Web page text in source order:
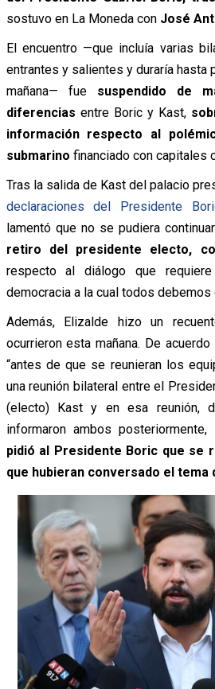
sostuvo en La Moneda conJosé
El encuentro —que incluía varias
entrantes y salientes y duraría hasta
mañana— fuesuspendido de
diferencias entre Boric y Kast,
información respecto al
submarino financiado con capitales
Tras la salida de Kast del palacio
declaraciones del Presidente
lamentó que no se pudiera
retiro del presidente electo,
respecto al diálogo que
democracia a la cual todos debemos
Además, Elizalde hizo un
ocurrieron esta mañana. De
“antes de que se reunieran los
una reunión bilateral entre el
(electo) Kast y en esa reunión,
informaron ambos posteriormente,
pidió al Presidente Boric que se
que hubieran conversado el tema